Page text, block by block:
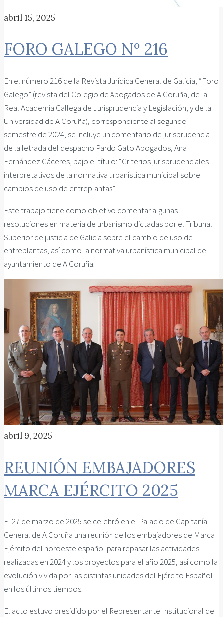
abril 15, 2025
FORO GALEGO Nº 216
En el número 216 de la Revista Jurídica General de Galicia, “Foro
Galego” (revista del Colegio de Abogados de A Coruña, de la
Real Academia Gallega de Jurisprudencia y Legislación, y de la
Universidad de A Coruña), correspondiente al segundo
semestre de 2024, se incluye un comentario de jurisprudencia
de la letrada del despacho Pardo Gato Abogados, Ana
Fernández Cáceres, bajo el título: “Criterios jurisprudenciales
interpretativos de la normativa urbanística municipal sobre
cambios de uso de entreplantas”.
Este trabajo tiene como objetivo comentar algunas
resoluciones en materia de urbanismo dictadas por el Tribunal
Superior de justicia de Galicia sobre el cambio de uso de
entreplantas, así como la normativa urbanística municipal del
ayuntamiento de A Coruña.
abril 9, 2025
REUNIÓN EMBAJADORES
MARCA EJÉRCITO 2025
El 27 de marzo de 2025 se celebró en el Palacio de Capitanía
General de A Coruña una reunión de los embajadores de Marca
Ejército del noroeste español para repasar las actividades
realizadas en 2024 y los proyectos para el año 2025, así como la
evolución vivida por las distintas unidades del Ejército Español
en los últimos tiempos.
El acto estuvo presidido por el Representante Institucional de